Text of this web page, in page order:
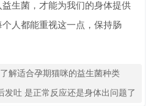
生菌，才能为我们的身体提供
人都能重视这一点，保持肠
解适合孕期猫咪的益生菌种类
发吐 是正常反应还是身体出问题了